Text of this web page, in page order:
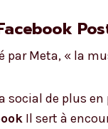
par Meta, « la
social de plus
Il sert à